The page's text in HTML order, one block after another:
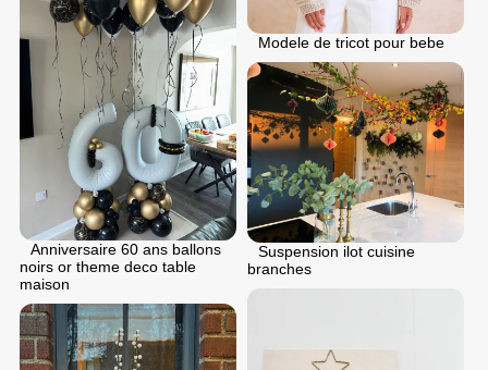
Modele de tricot pour bebe
Anniversaire 60 ans ballons
noirs or theme deco table
maison
Suspension ilot cuisine
branches